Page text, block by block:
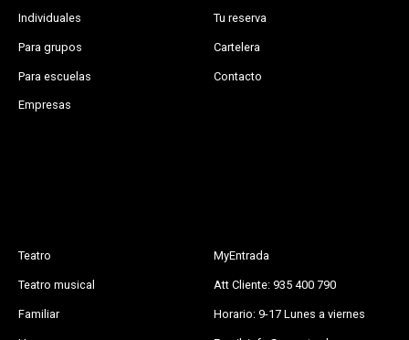
Individuales
Para grupos
Para escuelas
Empresas
Tu reserva
Cartelera
Contacto
Teatro
Teatro musical
Familiar
MyEntrada
Att Cliente: 935 400 790
Horario: 9-17 Lunes a viernes